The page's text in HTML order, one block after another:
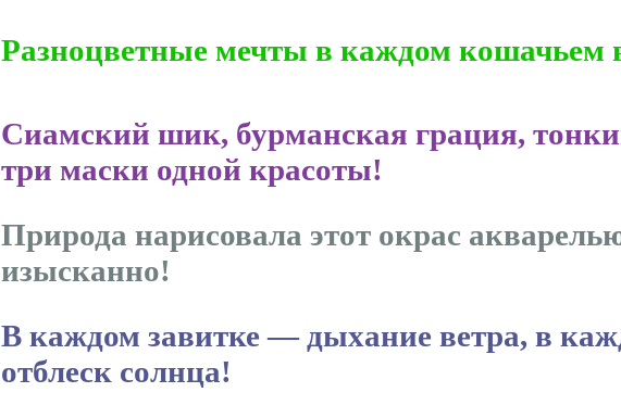
Разноцветные мечты в каждом кошачьем
Сиамский шик, бурманская грация,
три маски одной красоты!
Природа нарисовала этот окрас
изысканно!
В каждом завитке — дыхание ветра, в
отблеск солнца!